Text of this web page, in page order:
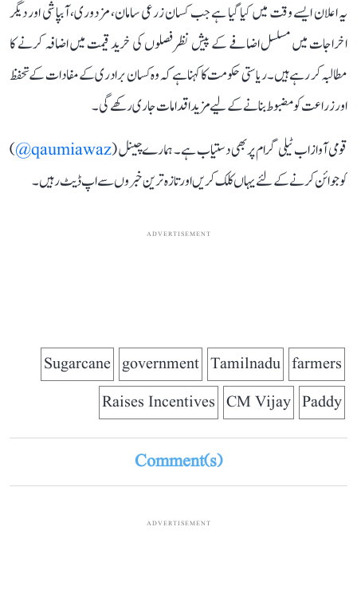
یہ اعلان ایسے وقت میں کیا گیا ہے جب کسان زرعی سامان، مزدوری، آبپاشی اور دیگر
اخراجات میں مسلسل اضافے کے پیش نظر فصلوں کی خرید قیمت میں اضافہ کرنے کا
مطالبہ کر رہے ہیں۔ ریاستی حکومت کا کہنا ہے کہ وہ کسان برادری کے مفادات کے تحفظ
اور زراعت کو مضبوط بنانے کے لیے مزید اقدامات جاری رکھے گی۔
قومی آواز اب ٹیلی گرام پر بھی دستیاب ہے۔ ہمارے چینل (qaumiawaz@
)
کو جوائن کرنے کے لئے یہاں کلک کریں اور تازہ ترین خبروں سے اپ ڈیٹ رہیں۔
ADVERTISEMENT
farmers
Tamilnadu
government
Sugarcane
Paddy
CM Vijay
Raises Incentives
Comment(s)
ADVERTISEMENT